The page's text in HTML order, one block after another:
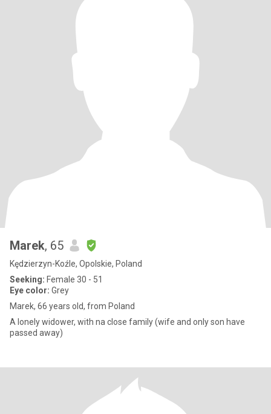
Marek, 65
Kędzierzyn-Koźle, Opolskie, Poland
Seeking: Female 30 - 51
Eye color: Grey
Marek, 66 years old, from Poland
A lonely widower, with na close family (wife and only son have
passed away)